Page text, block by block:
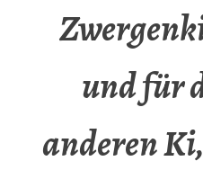
und für
anderen